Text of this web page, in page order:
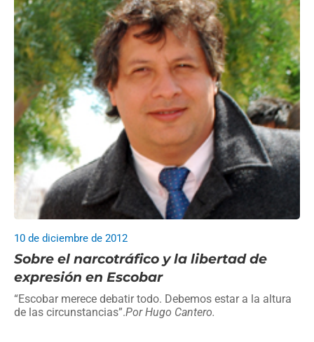
Sobre el narcotráfico y la libertad de
expresión en Escobar
10 de diciembre de 2012
“Escobar merece debatir todo. Debemos estar a la altura
de las circunstancias”.Por Hugo Cantero.